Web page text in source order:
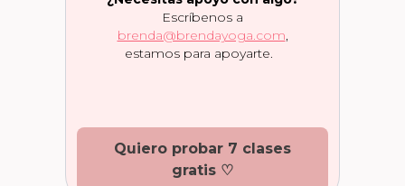
Escríbenos a
brenda@brendayoga.com,
estamos para apoyarte.
Quiero probar 7 clases
gratis ♡